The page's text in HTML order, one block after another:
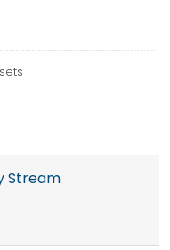
Stream